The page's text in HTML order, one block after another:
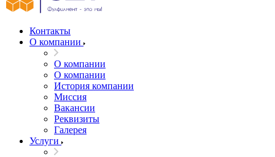
Контакты
О компании
О компании
О компании
История компании
Миссия
Вакансии
Реквизиты
Галерея
Услуги